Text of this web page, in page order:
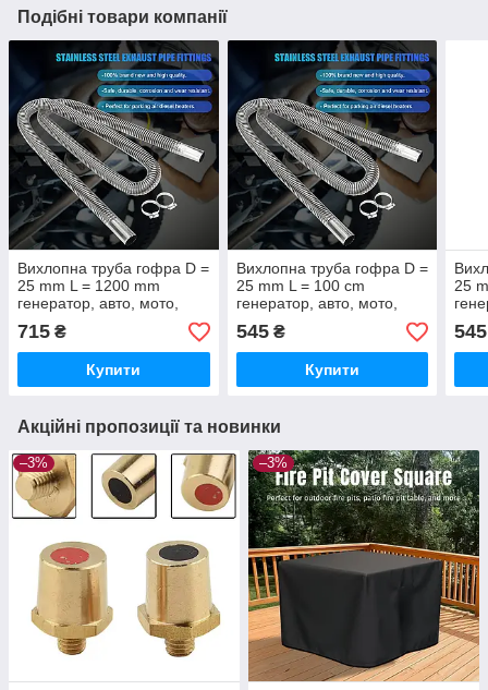
Подібні товари компанії
Вихлопна труба гофра D =
25 mm L = 1200 mm
генератор, авто, мото,
вебасто
715 ₴
Купити
Вихлопна труба гофра D =
25 mm L = 100 cm
генератор, авто, мото,
вебасто
545₴
Купити
25
545
Акційні пропозиції та новинки
–3% –3%